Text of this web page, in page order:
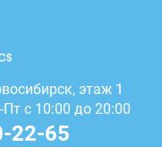
этаж 1
с 10:00 до 20:00
22-65